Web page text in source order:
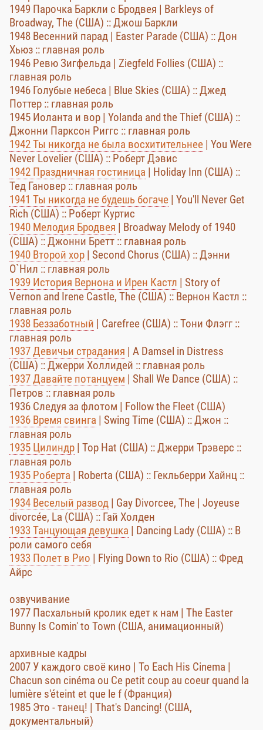
1949 Парочка Баркли с Бродвея | Barkleys of
Broadway, The (США) :: Джош Баркли
1948 Весенний парад | Easter Parade (США) :: Дон
Хьюз :: главная роль
1946 Ревю Зигфельда | Ziegfeld Follies (США) ::
главная роль
1946 Голубые небеса | Blue Skies (США) :: Джед
Поттер :: главная роль
1945 Иоланта и вор | Yolanda and the Thief (США) ::
Джонни Парксон Риггс :: главная роль
1942 Ты никогда не была восхитительнее | You Were
Never Lovelier (США) :: Роберт Дэвис
1942 Праздничная гостиница | Holiday Inn (США) ::
Тед Гановер :: главная роль
1941 Ты никогда не будешь богаче | You'll Never Get
Rich (США) :: Роберт Куртис
1940 Мелодия Бродвея | Broadway Melody of 1940
(США) :: Джонни Бретт :: главная роль
1940 Второй хор | Second Chorus (США) :: Дэнни
О`Нил :: главная роль
1939 История Вернона и Ирен Кастл | Story of
Vernon and Irene Castle, The (США) :: Вернон Кастл ::
главная роль
1938 Беззаботный | Carefree (США) :: Тони Флэгг ::
главная роль
1937 Девичьи страдания | A Damsel in Distress
(США) :: Джерри Холлидей :: главная роль
1937 Давайте потанцуем | Shall We Dance (США) ::
Петров :: главная роль
1936 Следуя за флотом | Follow the Fleet (США)
1936 Время свинга | Swing Time (США) :: Джон ::
главная роль
1935 Цилиндр | Top Hat (США) :: Джерри Трэверс ::
главная роль
1935 Роберта | Roberta (США) :: Гекльберри Хайнц ::
главная роль
1934 Веселый развод | Gay Divorcee, The | Joyeuse
divorcée, La (США) :: Гай Холден
1933 Танцующая девушка | Dancing Lady (США) :: В
роли самого себя
1933 Полет в Рио | Flying Down to Rio (США) :: Фред
Айрс
озвучивание
1977 Пасхальный кролик едет к нам | The Easter
Bunny Is Comin' to Town (США, анимационный)
архивные кадры
2007 У каждого своё кино | To Each His Cinema |
Chacun son cinéma ou Ce petit coup au coeur quand la
lumière s'éteint et que le f (Франция)
1985 Это - танец! | That's Dancing! (США,
документальный)